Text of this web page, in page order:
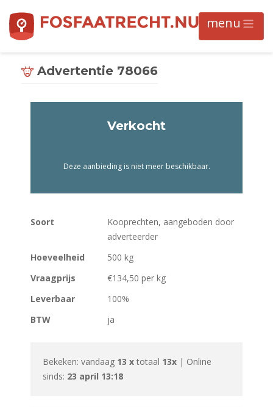
Advertentie 78066
Soort
Kooprechten, aangeboden door
adverteerder
Hoeveelheid
500 kg
Vraagprijs
€134,50 per kg
Leverbaar
100%
BTW
ja
Bekeken: vandaag 13 x totaal 13x | Online
sinds: 23 april 13:18
Verkocht
Deze aanbieding is niet meer beschikbaar.